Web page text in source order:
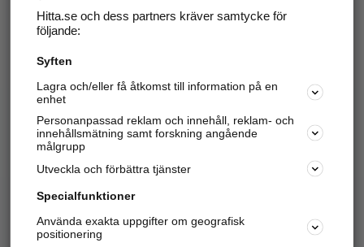
Hitta.se - Gratis nummerupplysning.
Sök företag, personer och platser.
Hitta telefonnummer, adresser, företagsinfo mm.
Marknadsför företaget
Kom igång och annonsera mot
Hitta.se och dess partners kräver samtycke för
följande:
Syften
Lagra och/eller få åtkomst till information på en
enhet
Personanpassad reklam och innehåll, reklam- och
innehållsmätning samt forskning angående
målgrupp
Utveckla och förbättra tjänster
Specialfunktioner
Använda exakta uppgifter om geografisk
positionering